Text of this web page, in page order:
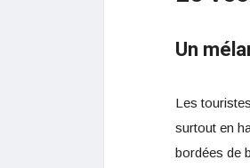
Un
Les
surtout en
bordées de